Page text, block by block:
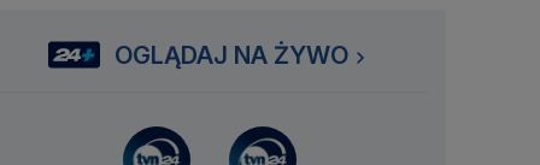
OGLĄDAJ NA ŻYWO